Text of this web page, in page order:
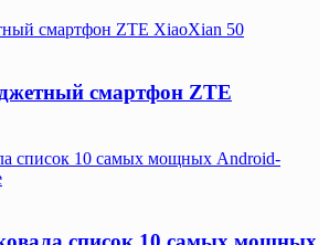
смартфон ZTE XiaoXian 50
смартфон ZTE
список 10 самых мощных Android-